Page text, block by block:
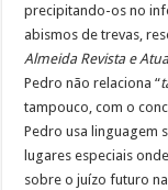
precipitando-os no
abismos de trevas,
Almeida Revista e
Pedro não relaciona “
tampouco, com o
Pedro usa linguagem
lugares especiais
sobre o juízo futuro